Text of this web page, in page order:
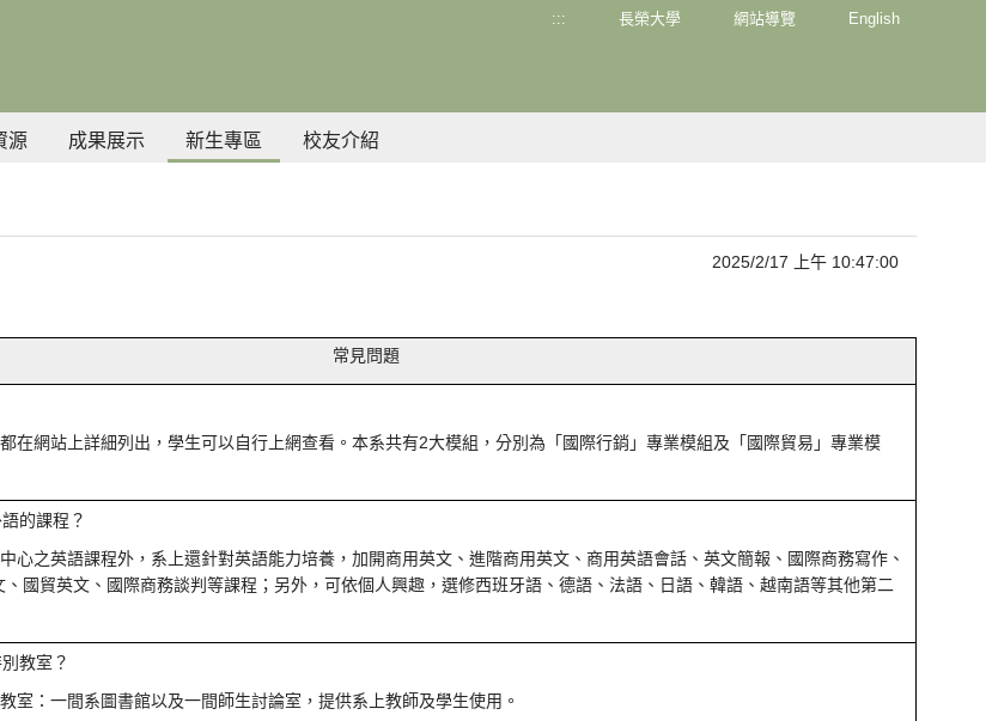
::: 長榮大學 網站導覽 English
源 成果展示 新生專區 校友介紹
2025/2/17 上午 10:47:00
常見問題
在網站上詳細列出，學生可以自行上網查看。本系共有2大模組，分別為「國際行銷」專業模組及「國際貿易」專業模
的課程？
心之英語課程外，系上還針對英語能力培養，加開商用英文、進階商用英文、商用英語會話、英文簡報、國際商務寫作、
、國貿英文、國際商務談判等課程；另外，可依個人興趣，選修西班牙語、德語、法語、日語、韓語、越南語等其他第二
教室？
室：一間系圖書館以及一間師生討論室，提供系上教師及學生使用。